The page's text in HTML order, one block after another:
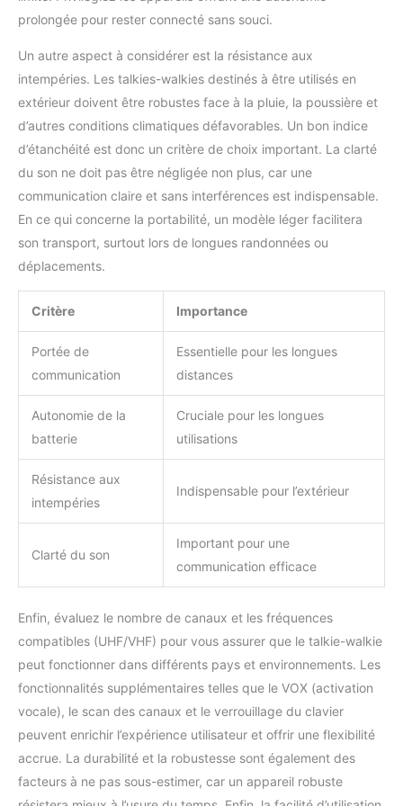
prolongée pour rester connecté sans souci.
Un autre aspect à considérer est la résistance aux
intempéries. Les talkies-walkies destinés à être utilisés en
extérieur doivent être robustes face à la pluie, la poussière et
d’autres conditions climatiques défavorables. Un bon indice
d’étanchéité est donc un critère de choix important. La clarté
du son ne doit pas être négligée non plus, car une
communication claire et sans interférences est indispensable.
En ce qui concerne la portabilité, un modèle léger facilitera
son transport, surtout lors de longues randonnées ou
déplacements.
Critère Importance
Portée de
communication
Essentielle pour les longues
distances
Autonomie de la
batterie
Cruciale pour les longues
utilisations
Résistance aux
intempéries
Indispensable pour l’extérieur
Clarté du son
Important pour une
communication efficace
Enfin, évaluez le nombre de canaux et les fréquences
compatibles (UHF/VHF) pour vous assurer que le talkie-walkie
peut fonctionner dans différents pays et environnements. Les
fonctionnalités supplémentaires telles que le VOX (activation
vocale), le scan des canaux et le verrouillage du clavier
peuvent enrichir l’expérience utilisateur et offrir une flexibilité
accrue. La durabilité et la robustesse sont également des
facteurs à ne pas sous-estimer, car un appareil robuste